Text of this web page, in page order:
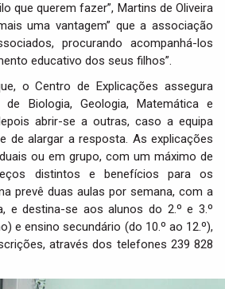
que querem fazer”, Martins de Oliveira
uma vantagem” que a associação
procurando acompanhá-los
educativo dos seus filhos”.
o Centro de Explicações assegura
Biologia, Geologia, Matemática e
abrir-se a outras, caso a equipa
de alargar a resposta. As explicações
ou em grupo, com um máximo de
distintos e benefícios para os
prevê duas aulas por semana, com a
e destina-se aos alunos do 2.º e 3.º
e ensino secundário (do 10.º ao 12.º),
através dos telefones 239 828